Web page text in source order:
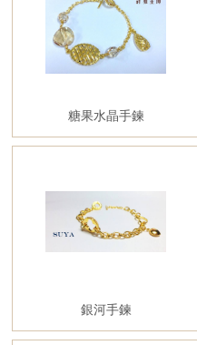
糖果水晶手鍊
銀河手鍊